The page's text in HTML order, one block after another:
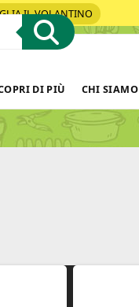
IL VOLANTINO
DI PIÙ CHI SIAMO